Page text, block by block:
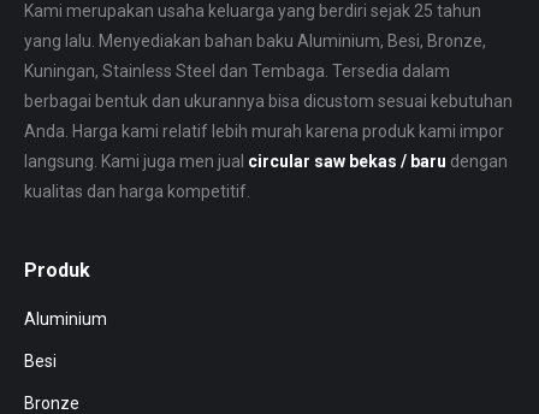
Kami merupakan usaha keluarga yang berdiri sejak 25 tahun
yang lalu. Menyediakan bahan baku Aluminium, Besi, Bronze,
Kuningan, Stainless Steel dan Tembaga. Tersedia dalam
berbagai bentuk dan ukurannya bisa dicustom sesuai kebutuhan
Anda. Harga kami relatif lebih murah karena produk kami impor
langsung. Kami juga men jual circular saw bekas / baru dengan
kualitas dan harga kompetitif.
Produk
Aluminium
Besi
Bronze